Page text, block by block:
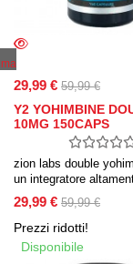
29,99 € 59,99 €
Y2 YOHIMBINE
10MG 150CAPS
zion labs double
un integratore
per bruciare i grassi e
l’energia.
29,99 € 59,99 €
Prezzi ridotti!
Disponibile